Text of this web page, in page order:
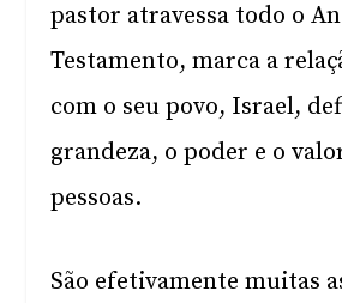
pastor atravessa todo o
Testamento, marca a
com o seu povo, Israel,
grandeza, o poder e o
pessoas.
São efetivamente muitas